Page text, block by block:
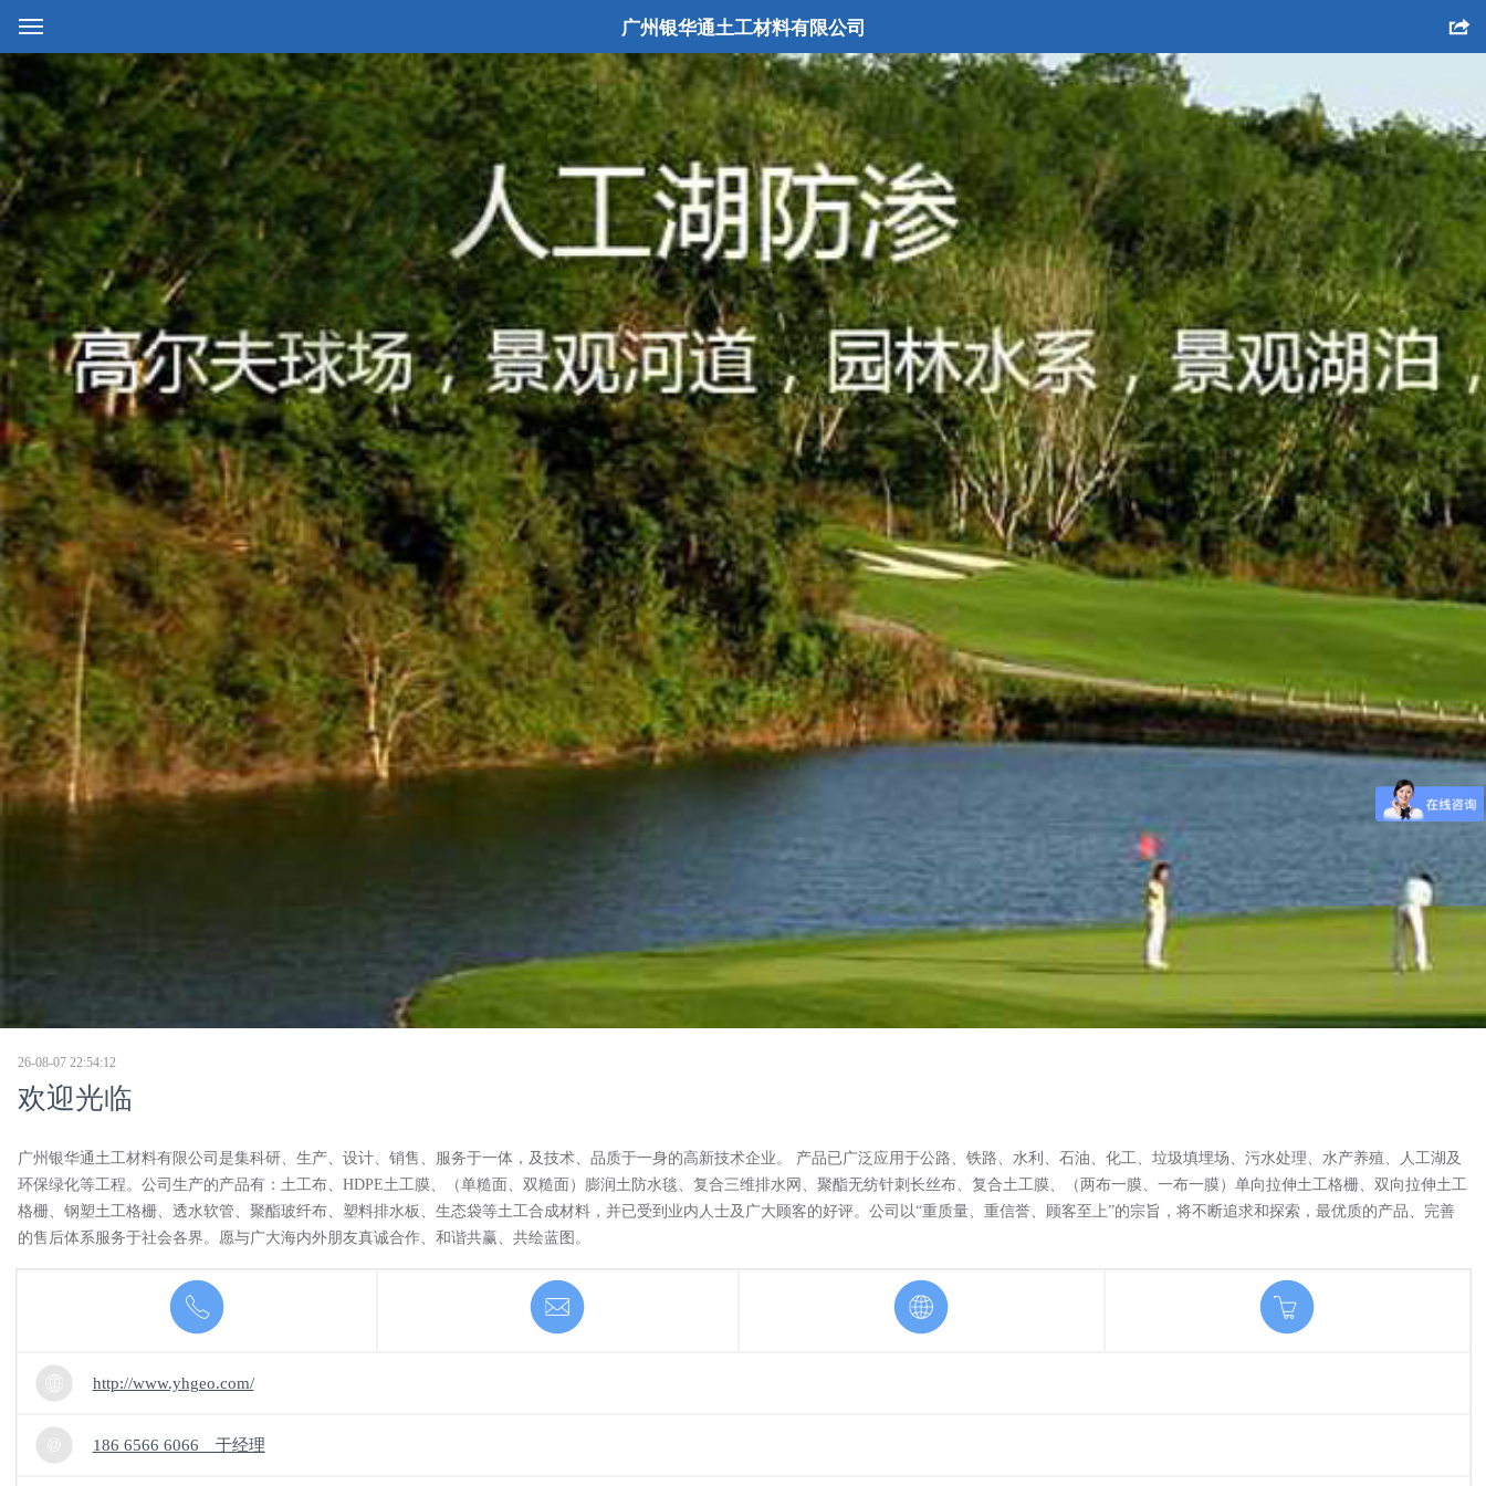
网站首页
公司简介
产品中心
工程案例
生产设备
人才招聘
联系我们
广州银华通土工材料有限公司
26-08-07 22:54:12
欢迎光临
广州银华通土工材料有限公司是集科研、生产、设计、销售、服务于一体，及技术、品质于一身的高新技术企业。 产品已广泛应用于公路、铁路、水利、石油、化工、垃圾填埋场、污水处理、水产养殖、人工湖及
环保绿化等工程。公司生产的产品有：土工布、HDPE土工膜、（单糙面、双糙面）膨润土防水毯、复合三维排水网、聚酯无纺针刺长丝布、复合土工膜、（两布一膜、一布一膜）单向拉伸土工格栅、双向拉伸土工
格栅、钢塑土工格栅、透水软管、聚酯玻纤布、塑料排水板、生态袋等土工合成材料，并已受到业内人士及广大顾客的好评。公司以“重质量、重信誉、顾客至上”的宗旨，将不断追求和探索，最优质的产品、完善
的售后体系服务于社会各界。愿与广大海内外朋友真诚合作、和谐共赢、共绘蓝图。
http://www.yhgeo.com/
186 6566 6066 于经理